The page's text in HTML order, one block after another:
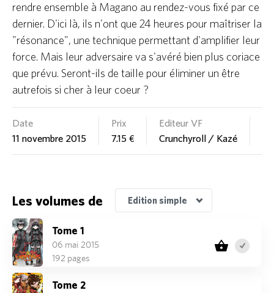
rendre ensemble à Magano au rendez-vous fixé par ce
dernier. D'ici là, ils n'ont que 24 heures pour maîtriser la
"résonance", une technique permettant d'amplifier leur
force. Mais leur adversaire va s'avéré bien plus coriace
que prévu. Seront-ils de taille pour éliminer un être
autrefois si cher à leur coeur ?
Date
11 novembre 2015
Prix
7.15 €
Editeur VF
Crunchyroll / Kazé
Les volumes de Edition simple
Tome 1
06 mai 2015
192 pages
Tome 2